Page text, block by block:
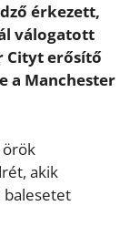
érkezett,
válogatott
Cityt erősítő
a Manchester
örök
akik
balesetet